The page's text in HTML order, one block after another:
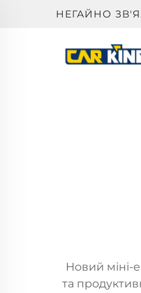
НЕГАЙНО
Новий міні-
та